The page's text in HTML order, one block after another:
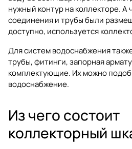
нужный контур на коллекторе. А
соединения и трубы были
доступно, используется
Для систем водоснабжения
трубы, фитинги, запорная
комплектующие. Их можно
водоснабжение.
Из чего состоит
коллекторный